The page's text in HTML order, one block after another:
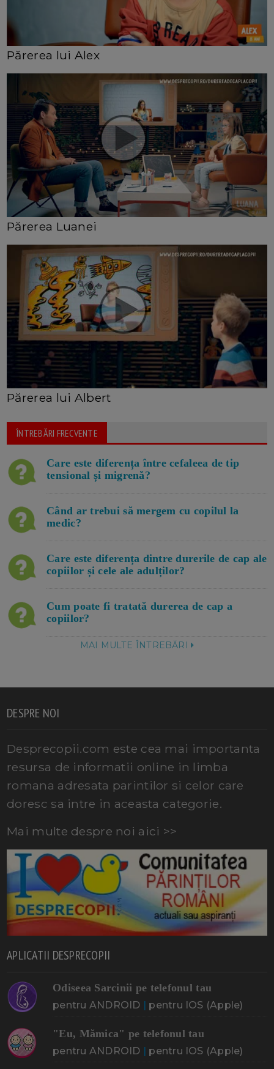
Părerea lui Alex
Părerea Luanei
Părerea lui Albert
ÎNTREBĂRI FRECVENTE
Care este diferența între cefaleea de tip
tensional și migrenă?
Când ar trebui să mergem cu copilul la
medic?
Care este diferența dintre durerile de cap ale
copiilor și cele ale adulților?
Cum poate fi tratată durerea de cap a
copiilor?
MAI MULTE ÎNTREBĂRI
DESPRE NOI
Desprecopii.com este cea mai importanta
resursa de informatii online in limba
romana adresata parintilor si celor care
doresc sa intre in aceasta categorie.
Mai multe despre noi aici >>
APLICATII DESPRECOPII
Odiseea Sarcinii pe telefonul tau
pentru ANDROID pentru IOS (Apple)
"Eu, Mămica" pe telefonul tau
pentru ANDROID pentru IOS (Apple)